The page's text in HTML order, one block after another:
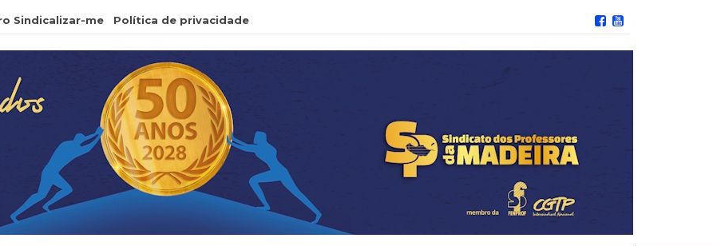
Sindicalizar-me Política de privacidade